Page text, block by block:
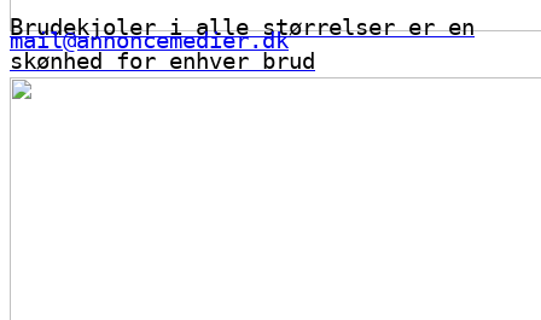
Brudekjoler i alle størrelser er en
skønhed for enhver brud
mail@annoncemedier.dk